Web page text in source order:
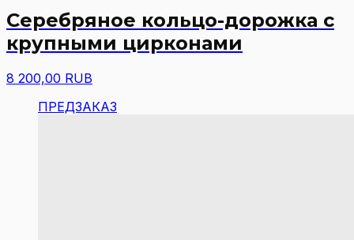
Серебряное кольцо-дорожка с
крупными цирконами
8 200,00 RUB
ПРЕДЗАКАЗ